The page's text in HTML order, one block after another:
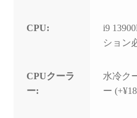
CPU:
i9
ション
CPUクーラ
ー:
水冷ク
ー